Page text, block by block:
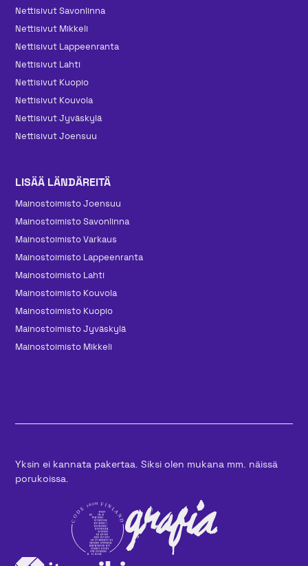
Nettisivut Savonlinna
Nettisivut Mikkeli
Nettisivut Lappeenranta
Nettisivut Lahti
Nettisivut Kuopio
Nettisivut Kouvola
Nettisivut Jyväskylä
Nettisivut Joensuu
LISÄÄ LÄNDÄREITÄ
Mainos­toimisto Joensuu
Mainos­toimisto Savonlinna
Mainos­toimisto Varkaus
Mainos­toimisto Lappeenranta
Mainos­toimisto Lahti
Mainos­toimisto Kouvola
Mainos­toimisto Kuopio
Mainos­toimisto Jyväskylä
Mainos­toimisto Mikkeli
Yksin ei kannata pakertaa. Siksi olen mukana mm. näissä
porukoissa.